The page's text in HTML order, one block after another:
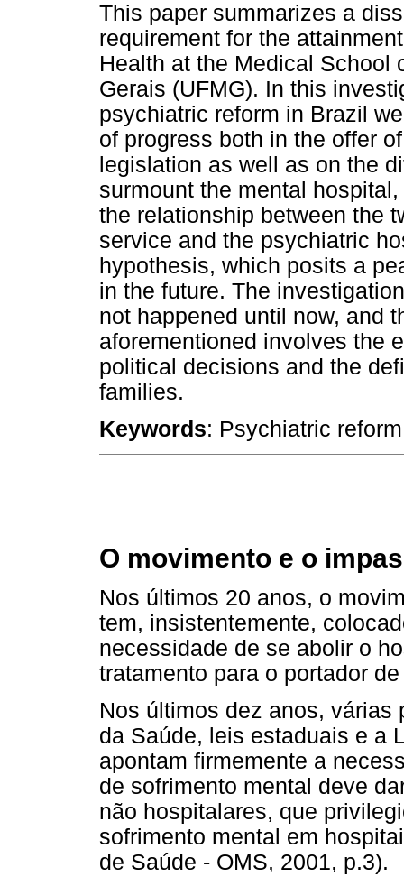
This paper summarizes a
requirement for the
Health at the Medical School
Gerais (UFMG). In this
psychiatric reform in Brazil
of progress both in the offer
legislation as well as on the
surmount the mental
the relationship between the
service and the psychiatric
hypothesis, which posits a
in the future. The
not happened until now, and
aforementioned involves the
political decisions and the
families.
Keywords: Psychiatric
O movimento e o
Nos últimos 20 anos, o
tem, insistentemente,
necessidade de se abolir o
tratamento para o portador
Nos últimos dez anos, várias
da Saúde, leis estaduais e a
apontam firmemente a
de sofrimento mental deve
não hospitalares, que
sofrimento mental em
de Saúde - OMS, 2001, p.3).